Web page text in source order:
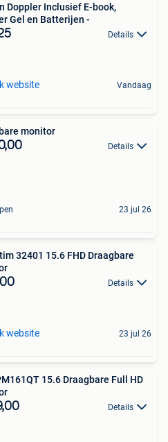
Doppler Inclusief E-book,
Gel en Batterijen -
Details
website Vandaag
monitor
Details
23 jul 26
15.6 FHD Draagbare
Details
website 23 jul 26
15.6 Draagbare Full HD
Details